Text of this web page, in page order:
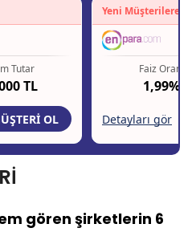
gören şirketlerin 6